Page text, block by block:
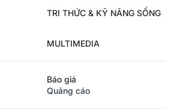
TRI THỨC & KỸ NĂNG SỐNG
MULTIMEDIA
Báo giá
Quảng cáo